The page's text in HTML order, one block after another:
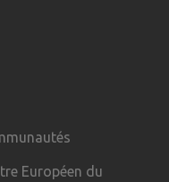
Européen du